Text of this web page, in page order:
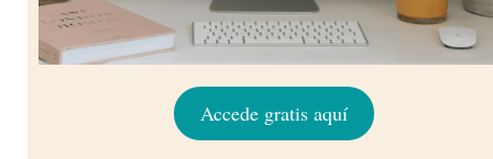
Accede gratis aquí